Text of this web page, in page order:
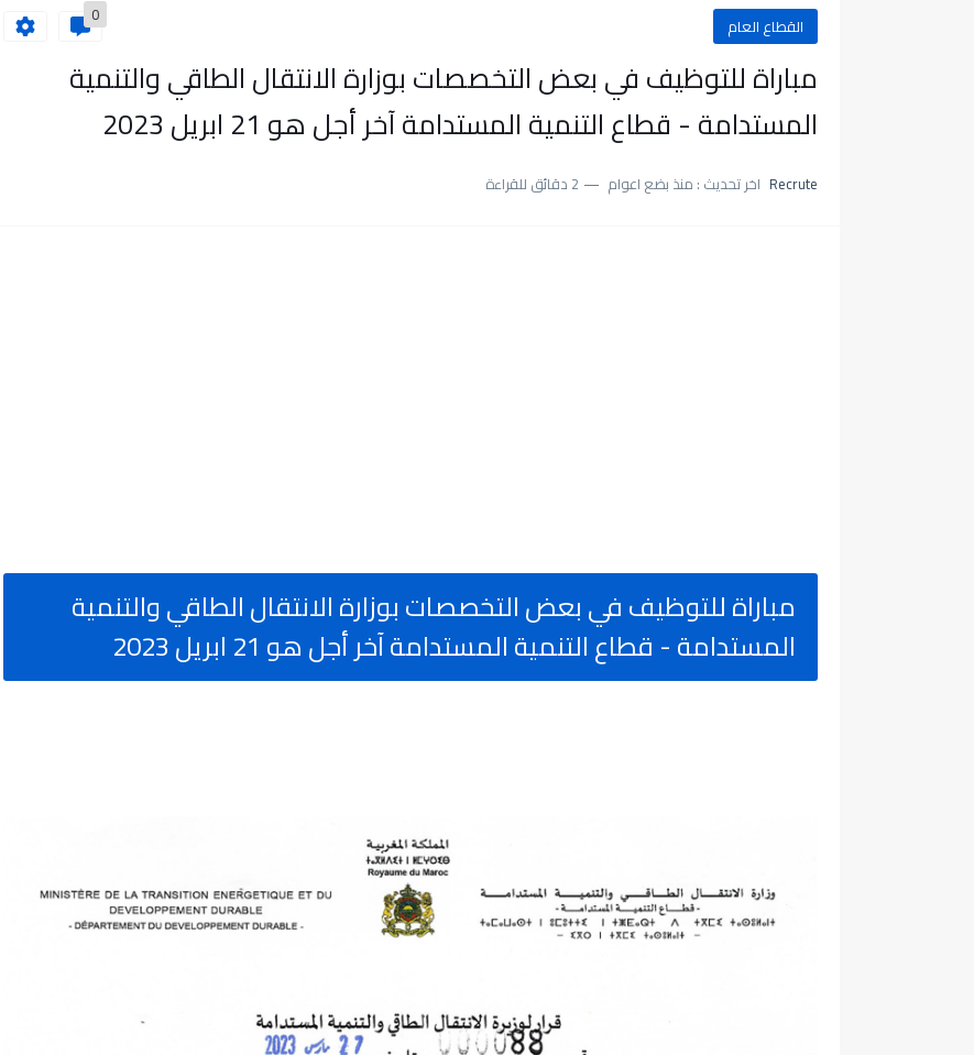
القطاع العام 0
مباراة للتوظيف في بعض التخصصات بوزارة الانتقال الطاقي والتنمية
المستدامة - قطاع التنمية المستدامة آخر أجل هو 21 ابريل 2023
Recrute اخر تحديث : منذ بضع اعوام 2 دقائق للقراءة
مباراة للتوظيف في بعض التخصصات بوزارة الانتقال الطاقي والتنمية
المستدامة - قطاع التنمية المستدامة آخر أجل هو 21 ابريل 2023